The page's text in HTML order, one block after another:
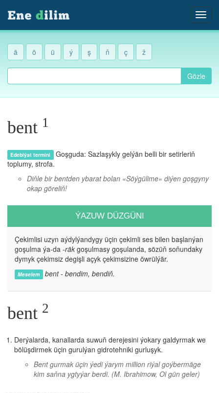
ä ö ü ý ş ň ç ž
Gözle
bent 1
Edebiýat termini Goşguda: Sazlaşykly gelýän belli bir setirleriň
toplumy, strofa.
Diňle bir bentden ybarat bolan «Söýgülime» diýen goşgyny
okap göreliň!
ÝAZUW DÜZGÜNI
Çekimlisi uzyn aýdylýandygy üçin çekimli ses bilen başlanýan
goşulma ýa-da -räk goşulmasy goşulanda, sözüň soňundaky
dymyk çekimsiz degişli açyk çekimsizine öwrülýär.
Meselem bent - bendim, bendiň.
bent 2
Derýalarda, kanallarda suwuň derejesini ýokary galdyrmak we
bölüşdirmek üçin gurulýan gidrotehniki gurluşyk.
Bent gurmak üçin ýedi ýarym million riýal goýbermäge
kim saňna ygtyýar berdi. (M. Ibrahimow, Ol gün geler)